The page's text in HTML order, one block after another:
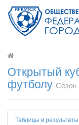
Открытый
футболу Сезон
Таблицы и результаты